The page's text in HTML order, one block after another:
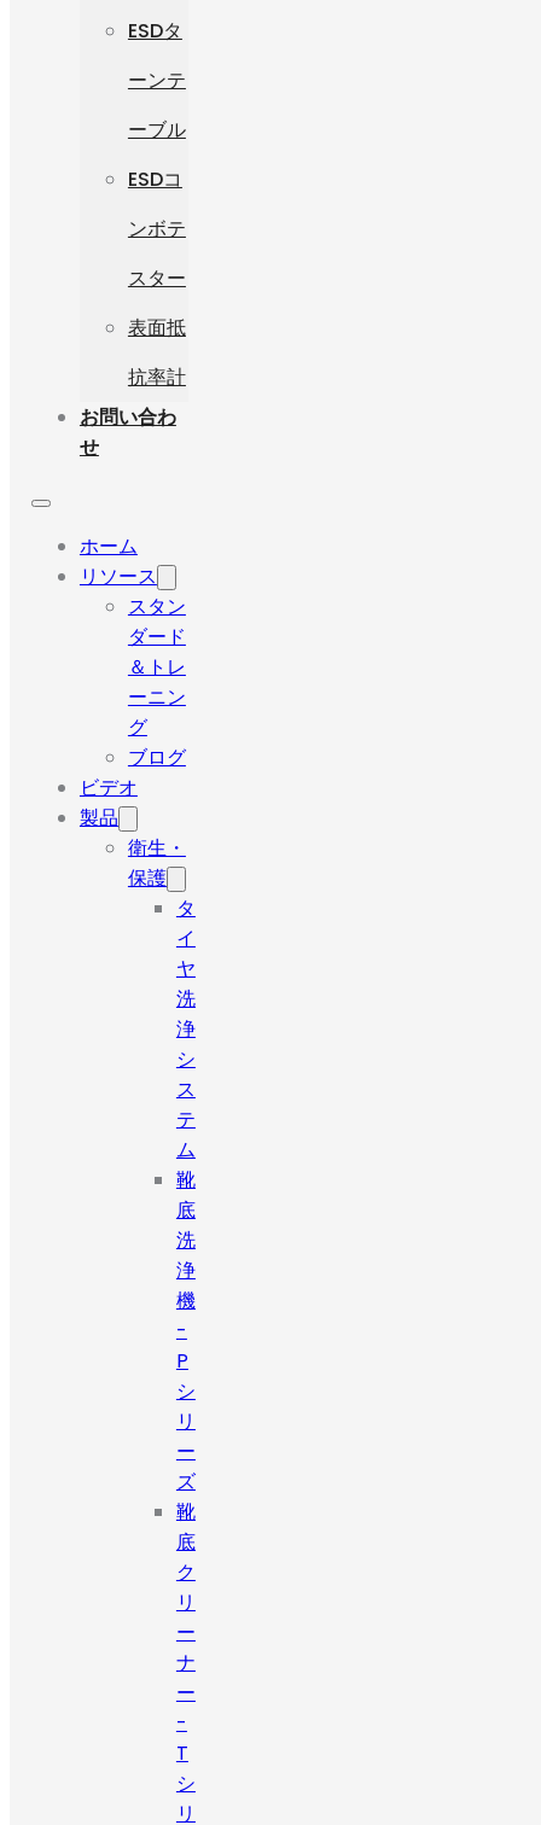
ESDタ
ーンテ
ーブル
ESDコ
ンボテ
スター
表面抵
抗率計
お問い合わ
せ
ホーム
リソース
スタン
ダード
＆トレ
ーニン
グ
ブログ
ビデオ
製品
衛生・
保護
タ
イ
ヤ
洗
浄
シ
ス
テ
ム
靴
底
洗
浄
機
-
P
シ
リ
ー
ズ
靴
底
ク
リ
ー
ナ
ー
-
T
シ
リ